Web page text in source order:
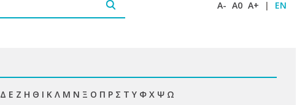
A- A0 A+ | EN
Δ Ε Ζ Η Θ Ι Κ Λ Μ Ν Ξ Ο Π Ρ Σ Τ Υ Φ Χ Ψ Ω